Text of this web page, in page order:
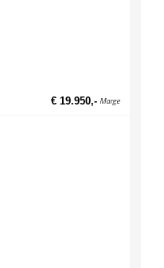
€ 19.950,- Marge